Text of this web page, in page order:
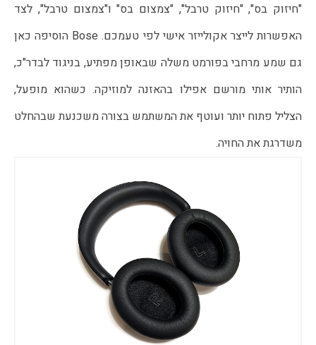
"חיזוק בס", "חיזוק טרבל", "צמצום בס" ו"צמצום טרבל", לצד
האפשרות לייצר אקולייזר אישי לפי טעמכם. Bose הוסיפה כאן
גם שמע מרחבי בפורמט משלה שבאופן מפתיע, בניגוד לבדר"כ,
הותיר אותי מורשם אפילו בהאזנה למוזיקה. כשהוא מופעל,
הצליל פתוח יותר ועוטף את המשתמש בצורה משכנעת שבהחלט
משדרגת את החויה.